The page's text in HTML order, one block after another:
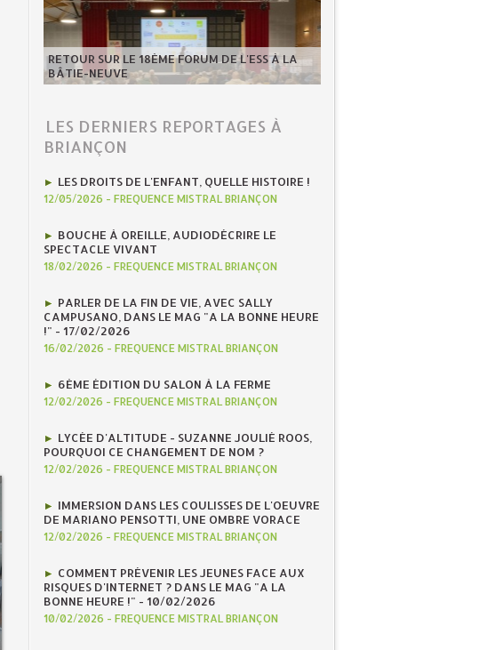
RETOUR SUR LE 18ÈME FORUM DE L'ESS À LA
BÂTIE-NEUVE
LES DERNIERS REPORTAGES À
BRIANÇON
LES DROITS DE L'ENFANT, QUELLE HISTOIRE !
12/05/2026 - FREQUENCE MISTRAL BRIANÇON
BOUCHE À OREILLE, AUDIODÉCRIRE LE
SPECTACLE VIVANT
18/02/2026 - FREQUENCE MISTRAL BRIANÇON
PARLER DE LA FIN DE VIE, AVEC SALLY
CAMPUSANO, DANS LE MAG "A LA BONNE HEURE
!" - 17/02/2026
16/02/2026 - FREQUENCE MISTRAL BRIANÇON
6ÈME ÉDITION DU SALON À LA FERME
12/02/2026 - FREQUENCE MISTRAL BRIANÇON
LYCÉE D'ALTITUDE - SUZANNE JOULIÉ ROOS,
POURQUOI CE CHANGEMENT DE NOM ?
12/02/2026 - FREQUENCE MISTRAL BRIANÇON
IMMERSION DANS LES COULISSES DE L'OEUVRE
DE MARIANO PENSOTTI, UNE OMBRE VORACE
12/02/2026 - FREQUENCE MISTRAL BRIANÇON
COMMENT PRÉVENIR LES JEUNES FACE AUX
RISQUES D'INTERNET ? DANS LE MAG "A LA
BONNE HEURE !" - 10/02/2026
10/02/2026 - FREQUENCE MISTRAL BRIANÇON